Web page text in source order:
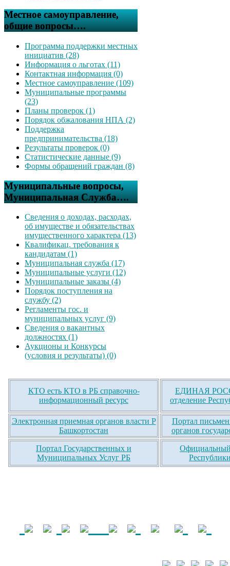
Местное самоуправление,
общие вопросы….
Программа поддержки местных
инициатив (28)
Информация о льготах (11)
Контактная информация (0)
Местное самоуправление (109)
Муниципальные программы
(23)
Планы проверок (1)
Порядок обжалования НПА (2)
Поддержка
предпринимательства (18)
Результаты проверок (0)
Статистические данные (9)
Формы обращений граждан (8)
Муниципальные вопросы,
Муниципальная Служба….
Сведения о доходах, расходах,
об имуществе и обязательствах
имущественного характера (13)
Квалификац. требования к
кандидатам (1)
Муниципальная служба (17)
Муниципальные услуги (12)
Муниципальные заказы (4)
Порядок поступления на
службу (2)
Регламенты гос. и
муниципальных услуг (9)
Сведения о вакантных
должностях (1)
Аукционы и Конкурсы
(условия и результаты) (0)
КТО есть КТО в РБ справочно-
информационный ресурс
ЕДИНАЯ
отделение
Электронная приемная органов власти Р
Башкортостан
Портал
органов
Портал Государственных и
Муниципальных Услуг РБ
Официальный